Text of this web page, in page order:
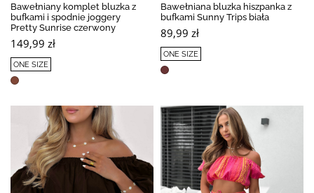
Bawełniany komplet bluzka z
bufkami i spodnie joggery
Pretty Sunrise czerwony
149,99 zł
ONE SIZE
Bawełniana bluzka hiszpanka z
bufkami Sunny Trips biała
89,99 zł
ONE SIZE